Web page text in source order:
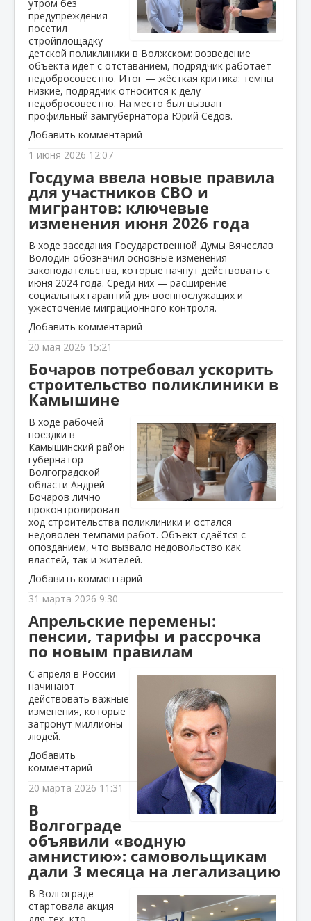
утром без
предупреждения
посетил
стройплощадку
детской поликлиники в Волжском: возведение
объекта идёт с отставанием, подрядчик работает
недобросовестно. Итог — жёсткая критика: темпы
низкие, подрядчик относится к делу
недобросовестно. На место был вызван
профильный замгубернатора Юрий Седов.
Добавить комментарий
1 июня 2026 12:07
Госдума ввела новые правила
для участников СВО и
мигрантов: ключевые
изменения июня 2026 года
В ходе заседания Государственной Думы Вячеслав
Володин обозначил основные изменения
законодательства, которые начнут действовать с
июня 2024 года. Среди них — расширение
социальных гарантий для военнослужащих и
ужесточение миграционного контроля.
Добавить комментарий
20 мая 2026 15:21
Бочаров потребовал ускорить
строительство поликлиники в
Камышине
В ходе рабочей
поездки в
Камышинский район
губернатор
Волгоградской
области Андрей
Бочаров лично
проконтролировал
ход строительства поликлиники и остался
недоволен темпами работ. Объект сдаётся с
опозданием, что вызвало недовольство как
властей, так и жителей.
Добавить комментарий
31 марта 2026 9:30
Апрельские перемены:
пенсии, тарифы и рассрочка
по новым правилам
С апреля в России
начинают
действовать важные
изменения, которые
затронут миллионы
людей.
Добавить
комментарий
20 марта 2026 11:31
В
Волгограде
объявили «водную
амнистию»: самовольщикам
дали 3 месяца на легализацию
В Волгограде
стартовала акция
для тех, кто